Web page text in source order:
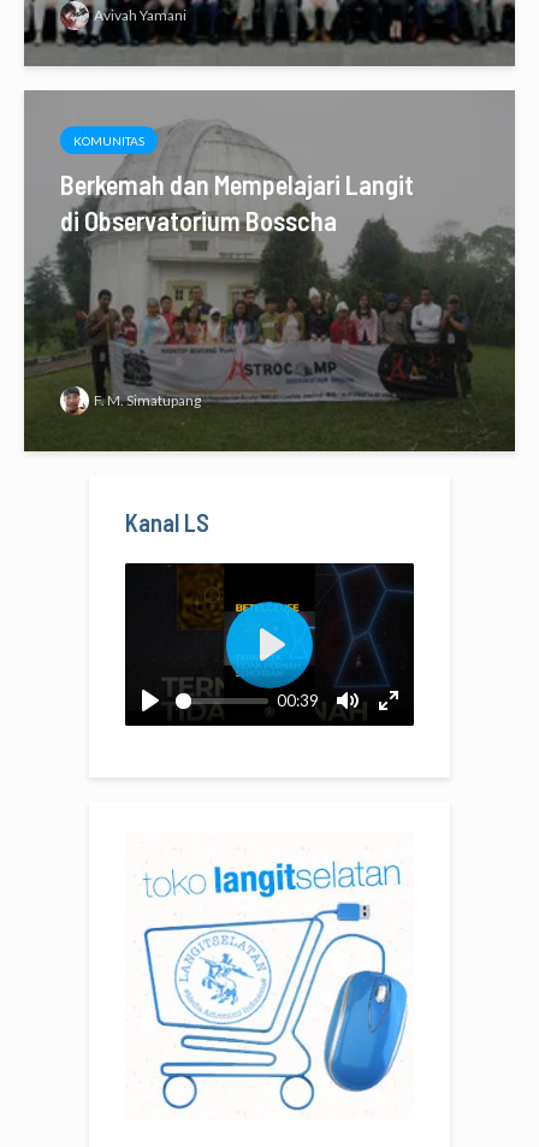
Avivah Yamani
KOMUNITAS
Berkemah dan Mempelajari Langit
di Observatorium Bosscha
F. M. Simatupang
Kanal LS